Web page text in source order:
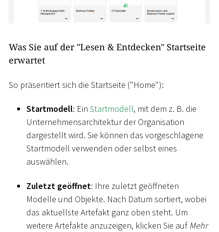
Was Sie auf der "Lesen & Entdecken" Startseite
erwartet
So präsentiert sich die Startseite ("Home"):
Startmodell: Ein Startmodell, mit dem z. B. die
Unternehmensarchitektur der Organisation
dargestellt wird. Sie können das vorgeschlagene
Startmodell verwenden oder selbst eines
auswählen.
Zuletzt geöffnet: Ihre zuletzt geöffneten
Modelle und Objekte. Nach Datum sortiert, wobei
das aktuellste Artefakt ganz oben steht. Um
weitere Artefakte anzuzeigen, klicken Sie aufMehr